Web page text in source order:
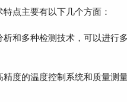
点主要有以下几个方面：
多种检测技术，可以进行
的温度控制系统和质量测